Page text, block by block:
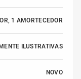
1 AMORTECEDOR
ILUSTRATIVAS
NOVO